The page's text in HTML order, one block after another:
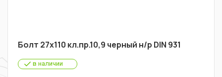
Болт 27х110 кл.пр.10,9 черный н/р DIN 931
в наличии